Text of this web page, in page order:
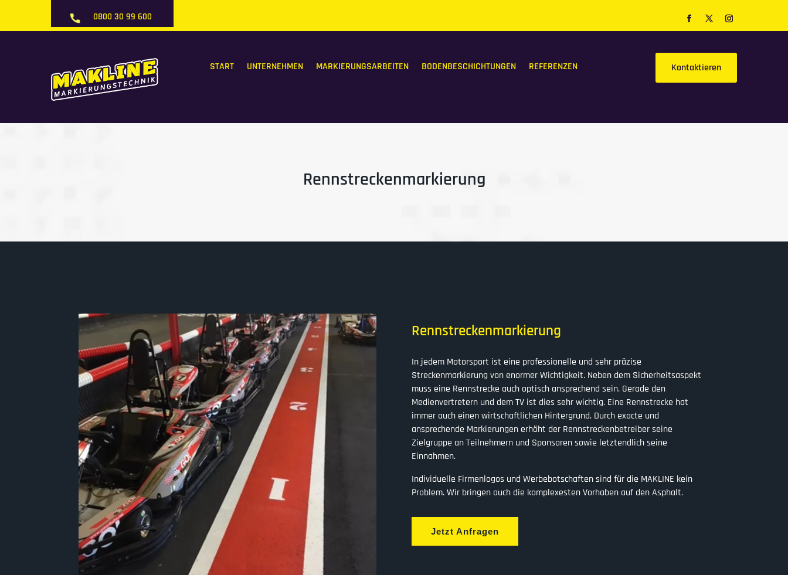
0800 30 99 600
START UNTERNEHMEN MARKIERUNGSARBEITEN BODENBESCHICHTUNGEN REFERENZEN Kontaktieren
Rennstreckenmarkierung
Rennstreckenmarkierung
In jedem Motorsport ist eine professionelle und sehr präzise
Streckenmarkierung von enormer Wichtigkeit. Neben dem Sicherheitsaspekt
muss eine Rennstrecke auch optisch ansprechend sein. Gerade den
Medienvertretern und dem TV ist dies sehr wichtig. Eine Rennstrecke hat
immer auch einen wirtschaftlichen Hintergrund. Durch exacte und
ansprechende Markierungen erhöht der Rennstreckenbetreiber seine
Zielgruppe an Teilnehmern und Sponsoren sowie letztendlich seine
Einnahmen.
Individuelle Firmenlogos und Werbebotschaften sind für die MAKLINE kein
Problem. Wir bringen auch die komplexesten Vorhaben auf den Asphalt.
Jetzt Anfragen